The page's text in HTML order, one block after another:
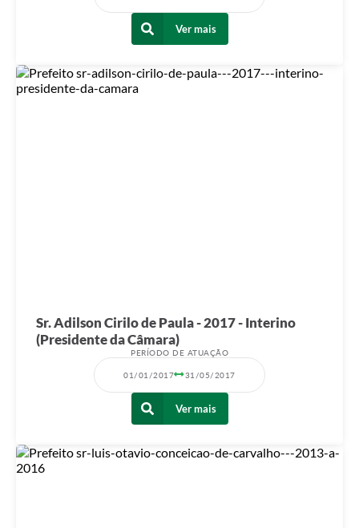
Ver mais
Sr. Adilson Cirilo de Paula - 2017 - Interino
(Presidente da Câmara)
PERÍODO DE ATUAÇÃO
01/01/2017 31/05/2017
Ver mais